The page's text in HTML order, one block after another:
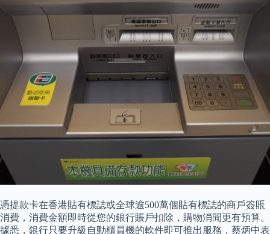
憑提款卡在香港貼有標誌或全球逾500萬個貼有標誌的商戶簽賬
消費，消費金額即時從您的銀行賬戶扣除，購物消閒更有預算。
據悉，銀行只要升級自動櫃員機的軟件即可推出服務，蔡炳中表